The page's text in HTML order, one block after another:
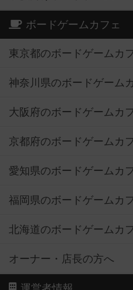
ボードゲームカフェ
東京都のボードゲームカ
神奈川県のボードゲーム
大阪府のボードゲームカ
京都府のボードゲームカ
愛知県のボードゲームカ
福岡県のボードゲームカ
北海道のボードゲームカ
オーナー・店長の方へ